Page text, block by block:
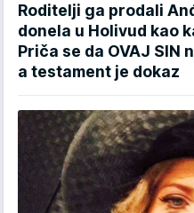
Roditelji ga prodali
donela u Holivud kao
Priča se da OVAJ SIN
a testament je dokaz